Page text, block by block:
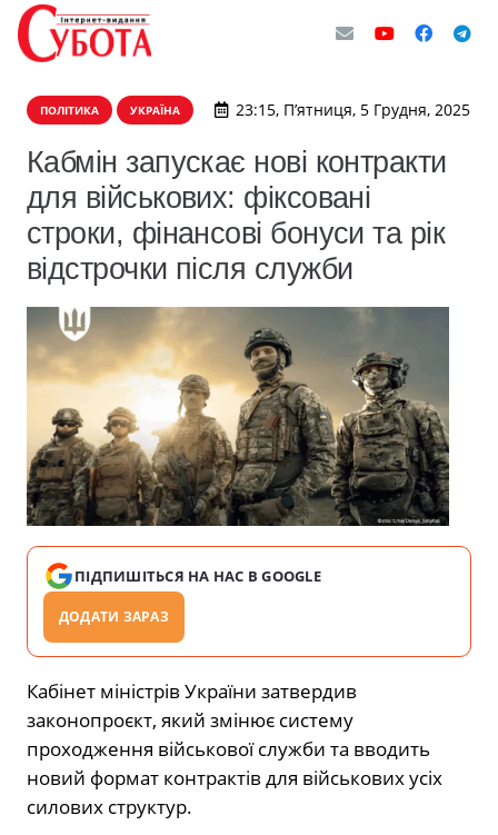
ПОЛІТИКА УКРАЇНА 23:15, П’ятниця, 5 Грудня, 2025
Кабмін запускає нові контракти
для військових: фіксовані
строки, фінансові бонуси та рік
відстрочки після служби
ПІДПИШІТЬСЯ НА НАС В GOOGLE
ДОДАТИ ЗАРАЗ
Кабінет міністрів України затвердив
законопроєкт, який змінює систему
проходження військової служби та вводить
новий формат контрактів для військових усіх
силових структур.